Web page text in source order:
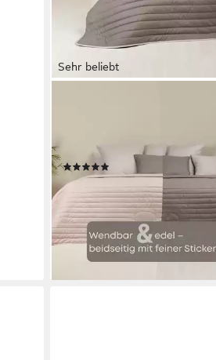
Sehr beliebt
Wendefunktion
49,90 € UVP
-38%
lieferbar - in 4-5 Werktagen bei dir